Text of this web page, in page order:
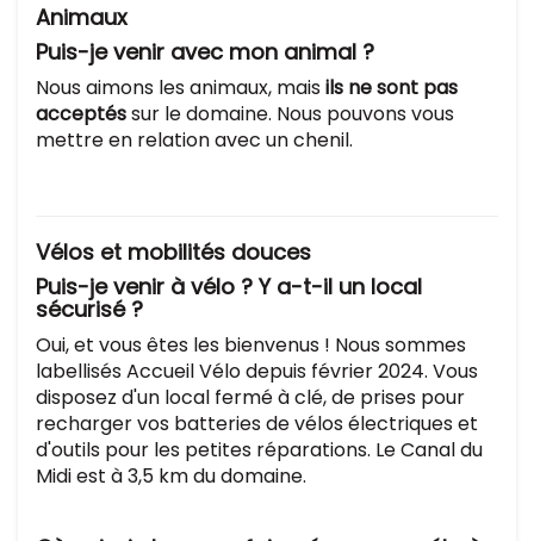
Animaux
Puis-je venir avec mon animal ?
Nous aimons les animaux, maisils ne sont pas
acceptéssur le domaine. Nous pouvons vous
mettre en relation avec un chenil.
Vélos et mobilités douces
Puis-je venir à vélo ? Y a-t-il un local
sécurisé ?
Oui, et vous êtes les bienvenus ! Nous sommes
labellisés Accueil Vélo depuis février 2024. Vous
disposez d'un local fermé à clé, de prises pour
recharger vos batteries de vélos électriques et
d'outils pour les petites réparations. Le Canal du
Midi est à 3,5 km du domaine.